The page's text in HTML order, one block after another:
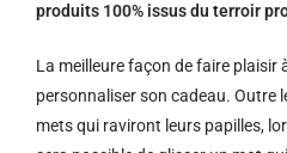
produits 100% issus du terroir
La meilleure façon de faire plaisir
personnaliser son cadeau. Outre
mets qui raviront leurs papilles,